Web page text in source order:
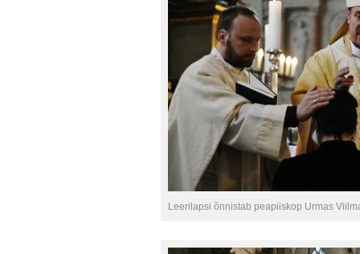
Leerilapsi õnnistab peapiiskop Urmas